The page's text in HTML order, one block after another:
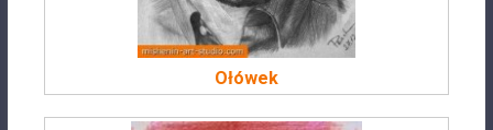
Ołówek